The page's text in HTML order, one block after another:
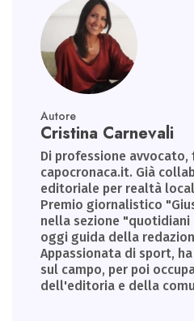
Autore
Cristina Carnevali
Di professione
capocronaca.it. Già
editoriale per realtà
Premio giornalistico
nella sezione "quotidiani
oggi guida della
Appassionata di sport,
sul campo, per poi
dell'editoria e della